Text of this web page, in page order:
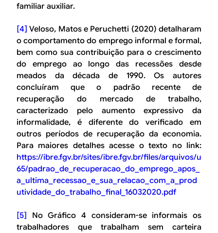
familiar auxiliar.
[4] Veloso, Matos e Peruchetti (2020) detalharam
o comportamento do emprego informal e formal,
bem como sua contribuição para o crescimento
do emprego ao longo das recessões desde
meados da década de 1990. Os autores
concluíram que o padrão recente de
recuperação do mercado de trabalho,
caracterizado pelo aumento expressivo da
informalidade, é diferente do verificado em
outros períodos de recuperação da economia.
Para maiores detalhes acesse o texto no link:
https://ibre.fgv.br/sites/ibre.fgv.br/files/arquivos/u
65/padrao_de_recuperacao_do_emprego_apos_
a_ultima_recessao_e_sua_relacao_com_a_prod
utividade_do_trabalho_final_16032020.pdf
[5] No Gráfico 4 consideram-se informais os
trabalhadores que trabalham sem carteira